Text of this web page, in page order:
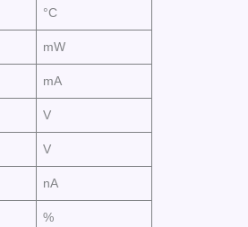
°C
mW
mA
V
V
nA
%